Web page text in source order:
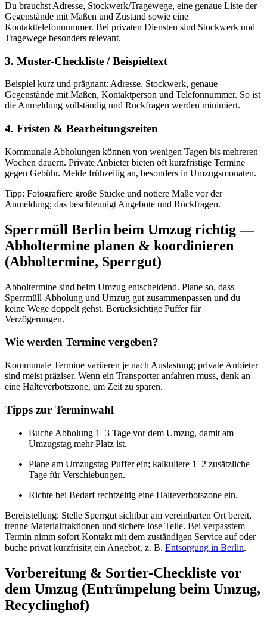
Du brauchst Adresse, Stockwerk/Tragewege, eine genaue Liste der
Gegenstände mit Maßen und Zustand sowie eine
Kontakttelefonnummer. Bei privaten Diensten sind Stockwerk und
Tragewege besonders relevant.
3. Muster-Checkliste / Beispieltext
Beispiel kurz und prägnant: Adresse, Stockwerk, genaue
Gegenstände mit Maßen, Kontaktperson und Telefonnummer. So ist
die Anmeldung vollständig und Rückfragen werden minimiert.
4. Fristen & Bearbeitungszeiten
Kommunale Abholungen können von wenigen Tagen bis mehreren
Wochen dauern. Private Anbieter bieten oft kurzfristige Termine
gegen Gebühr. Melde frühzeitig an, besonders in Umzugsmonaten.
Tipp: Fotografiere große Stücke und notiere Maße vor der
Anmeldung; das beschleunigt Angebote und Rückfragen.
Sperrmüll Berlin beim Umzug richtig —
Abholtermine planen & koordinieren
(Abholtermine, Sperrgut)
Abholtermine sind beim Umzug entscheidend. Plane so, dass
Sperrmüll-Abholung und Umzug gut zusammenpassen und du
keine Wege doppelt gehst. Berücksichtige Puffer für
Verzögerungen.
Wie werden Termine vergeben?
Kommunale Termine variieren je nach Auslastung; private Anbieter
sind meist präziser. Wenn ein Transporter anfahren muss, denk an
eine Halteverbotszone, um Zeit zu sparen.
Tipps zur Terminwahl
Buche Abholung 1–3 Tage vor dem Umzug, damit am
Umzugstag mehr Platz ist.
Plane am Umzugstag Puffer ein; kalkuliere 1–2 zusätzliche
Tage für Verschiebungen.
Richte bei Bedarf rechtzeitig eine Halteverbotszone ein.
Bereitstellung: Stelle Sperrgut sichtbar am vereinbarten Ort bereit,
trenne Materialfraktionen und sichere lose Teile. Bei verpasstem
Termin nimm sofort Kontakt mit dem zuständigen Service auf oder
buche privat kurzfrisitg ein Angebot, z. B. Entsorgung in Berlin.
Vorbereitung & Sortier-Checkliste vor
dem Umzug (Entrümpelung beim Umzug,
Recyclinghof)